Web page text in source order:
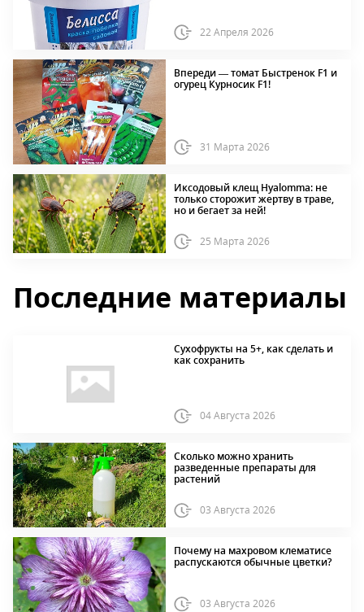
22 Апреля 2026
Впереди — томат Быстренок F1 и
огурец Курносик F1!
31 Марта 2026
Иксодовый клещ Hyalomma: не
только сторожит жертву в траве,
но и бегает за ней!
25 Марта 2026
Последние материалы
Сухофрукты на 5+, как сделать и
как сохранить
04 Августа 2026
Сколько можно хранить
разведенные препараты для
растений
03 Августа 2026
Почему на махровом клематисе
распускаются обычные цветки?
03 Августа 2026